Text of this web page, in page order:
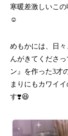
寒暖差激しいこの
☺️
めもかには、日
んがきてくださ
ン』を作った3才
まりにもカワイ
す❣️😆